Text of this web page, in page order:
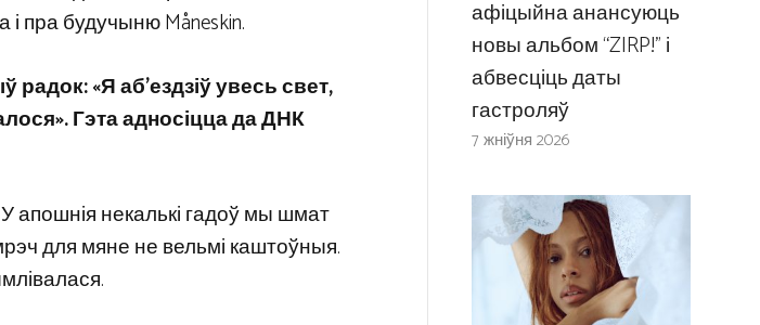
пра будучыню Måneskin.
«Я аб’ездзіў увесь свет,
Гэта адносіцца да ДНК
апошнія некалькі гадоў мы шмат
для мяне не вельмі каштоўныя.
афіцыйна анансуюць
новы альбом “ZIRP!” і
абвесціць даты
гастроляў
7 жніўня 2026